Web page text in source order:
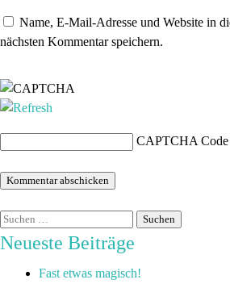
Name, E-Mail-Adresse und Website in
nächsten Kommentar speichern.
CAPTCHA Code
Neueste Beiträge
Fast etwas magisch!